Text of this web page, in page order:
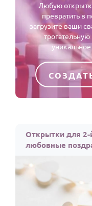
Любую
превратить в
загрузите ваши
Открытки для
любовные